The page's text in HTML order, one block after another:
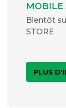
MOBILE
Bientôt
STORE
PLUS